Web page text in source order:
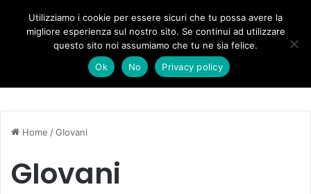
Forza Italia, il legnaghese Donà nella segreteria regionale
Home /GIovani
GIovani
Utilizziamo i cookie per essere sicuri che tu possa avere la
migliore esperienza sul nostro sito. Se continui ad utilizzare
questo sito noi assumiamo che tu ne sia felice.
Ok
No Privacy policy